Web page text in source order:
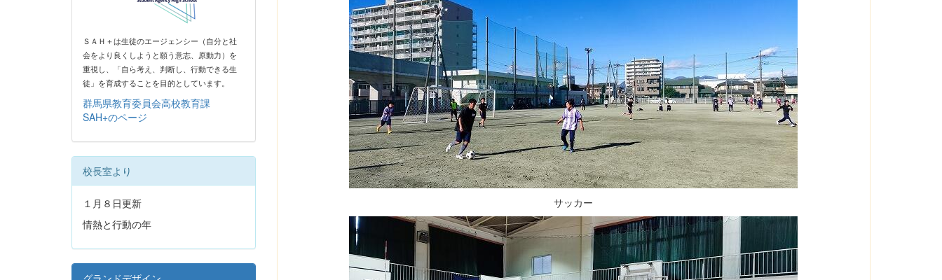
サッカー
ＳＡＨ＋は生徒のエージェンシー（自分と社
会をより良くしようと願う意志、原動力）を
重視し、「自ら考え、判断し、行動できる生
徒」を育成することを目的としています。
群馬県教育委員会高校教育課
SAH+のページ
校長室より
１月８日更新
情熱と行動の年